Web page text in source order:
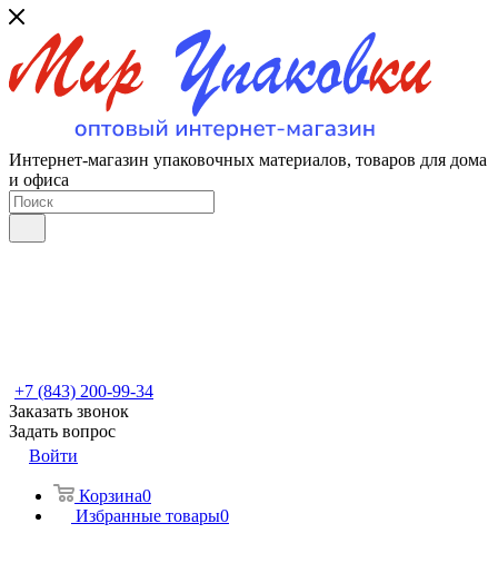
Интернет-магазин упаковочных материалов, товаров для дома
и офиса
+7 (843) 200-99-34
Заказать звонок
Задать вопрос
Войти
Корзина0
Избранные товары0